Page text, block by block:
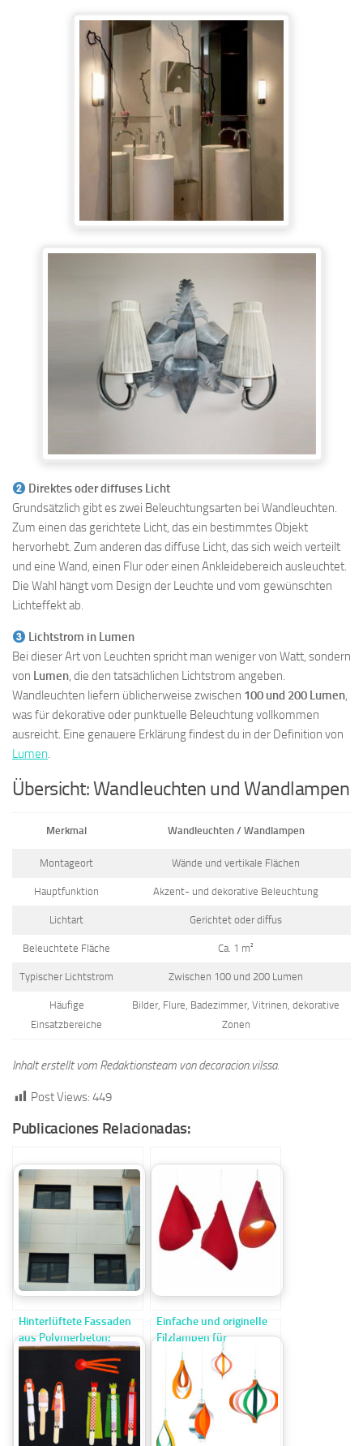
Direktes oder diffuses Licht
Grundsätzlich gibt es zwei Beleuchtungsarten bei Wandleuchten.
Zum einen das gerichtete Licht, das ein bestimmtes Objekt
hervorhebt. Zum anderen das diffuse Licht, das sich weich verteilt
und eine Wand, einen Flur oder einen Ankleidebereich ausleuchtet.
Die Wahl hängt vom Design der Leuchte und vom gewünschten
Lichteffekt ab.
Lichtstrom in Lumen
Bei dieser Art von Leuchten spricht man weniger von Watt, sondern
von Lumen, die den tatsächlichen Lichtstrom angeben.
Wandleuchten liefern üblicherweise zwischen 100 und 200 Lumen,
was für dekorative oder punktuelle Beleuchtung vollkommen
ausreicht. Eine genauere Erklärung findest du in der Definition von
Lumen.
Übersicht: Wandleuchten und Wandlampen
Merkmal Wandleuchten / Wandlampen
Montageort Wände und vertikale Flächen
Hauptfunktion Akzent- und dekorative Beleuchtung
Lichtart Gerichtet oder diffus
Beleuchtete Fläche Ca. 1 m²
Typischer Lichtstrom Zwischen 100 und 200 Lumen
Häufige
Einsatzbereiche
Bilder, Flure, Badezimmer, Vitrinen, dekorative
Zonen
Inhalt erstellt vom Redaktionsteam von decoracion.vilssa.
Post Views: 449
Publicaciones Relacionadas:
Hinterlüftete Fassaden
aus Polymerbeton:
Eigenschaften und
Anwendungen
Einfache und originelle
Filzlampen für
dekorative
Innenbeleuchtung